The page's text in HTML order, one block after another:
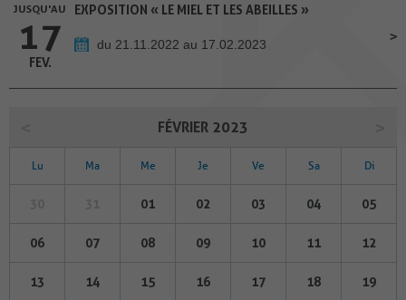
JUSQU'AU
17
FEV.
EXPOSITION « LE MIEL ET LES ABEILLES »
du 21.11.2022 au 17.02.2023
FÉVRIER 2023
Lu Ma Me Je Ve Sa Di
01 02 03 04 05
06 07 08 09 10 11 12
13 14 15 16 17 18 19